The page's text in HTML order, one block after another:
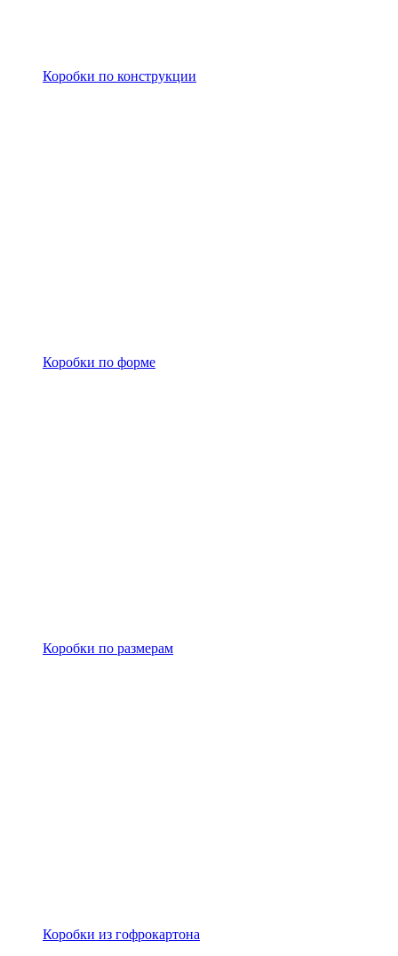
Коробки по конструкции
Коробки по форме
Коробки по размерам
Коробки из гофрокартона